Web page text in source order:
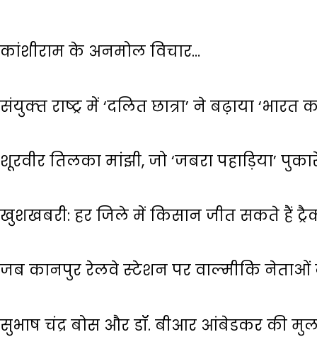
कांशीराम के अनमोल विचार…
संयुक्‍त राष्‍ट्र में ‘दलित छात्रा’ ने बढ़ाया ‘भारत
शूरवीर तिलका मांझी, जो ‘जबरा पहाड़िया’
खुशखबरी: हर जिले में किसान जीत सकते हैं
जब कानपुर रेलवे स्‍टेशन पर वाल्‍मीकि नेताओं ने
सुभाष चंद्र बोस और डॉ. बीआर आंबेडकर की